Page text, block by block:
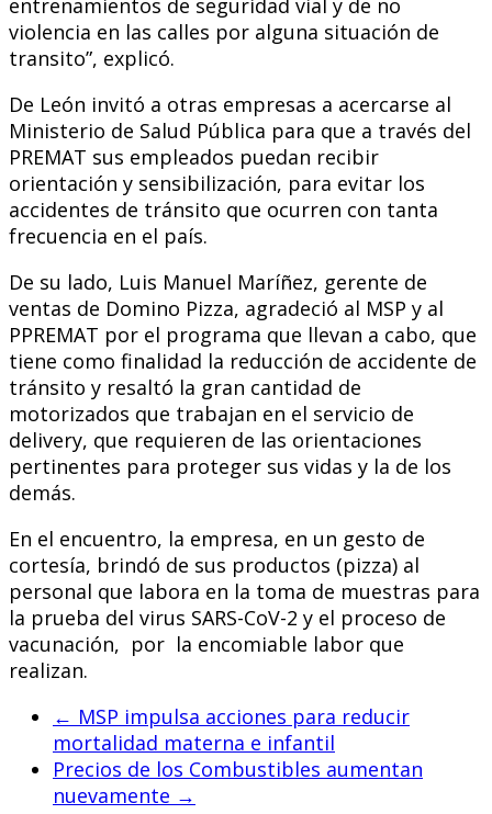
entrenamientos de seguridad vial y de no
violencia en las calles por alguna situación de
transito”, explicó.
De León invitó a otras empresas a acercarse al
Ministerio de Salud Pública para que a través del
PREMAT sus empleados puedan recibir
orientación y sensibilización, para evitar los
accidentes de tránsito que ocurren con tanta
frecuencia en el país.
De su lado, Luis Manuel Maríñez, gerente de
ventas de Domino Pizza, agradeció al MSP y al
PPREMAT por el programa que llevan a cabo, que
tiene como finalidad la reducción de accidente de
tránsito y resaltó la gran cantidad de
motorizados que trabajan en el servicio de
delivery, que requieren de las orientaciones
pertinentes para proteger sus vidas y la de los
demás.
En el encuentro, la empresa, en un gesto de
cortesía, brindó de sus productos (pizza) al
personal que labora en la toma de muestras para
la prueba del virus SARS-CoV-2 y el proceso de
vacunación, por la encomiable labor que
realizan.
← MSP impulsa acciones para reducir
mortalidad materna e infantil
Precios de los Combustibles aumentan
nuevamente →